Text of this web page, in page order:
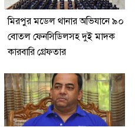
মিরপুর মডেল থানার অভিযানে ৯০
বোতল ফেনসিডিলসহ দুই মাদক
কারবারি গ্রেফতার